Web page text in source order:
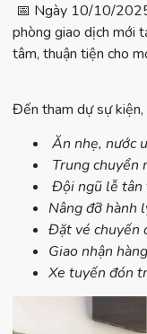
📅 Ngày 10/10/
phòng giao dịch mới
tâm, thuận tiện cho
Đến tham dự sự kiện,
Ăn nhẹ, nước
Trung chuyển
Đội ngũ lễ
Nâng đỡ hành
Đặt vé chuyến
Giao nhận
Xe tuyến đón